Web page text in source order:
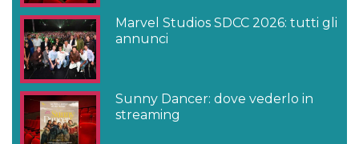
Marvel Studios SDCC 2026: tutti gli
annunci
Sunny Dancer: dove vederlo in
streaming